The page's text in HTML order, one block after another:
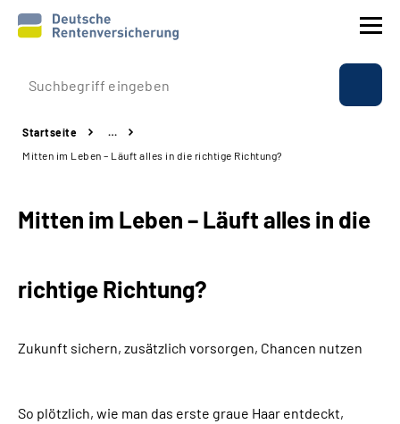
Prävention
Reha
Experten
Über uns & Presse
Startseite
…
Mitten im Leben – Läuft alles in die richtige Richtung?
Mitten im Leben – Läuft alles in die
richtige Richtung?
Zukunft sichern, zusätzlich vorsorgen, Chancen nutzen
So plötzlich, wie man das erste graue Haar entdeckt,